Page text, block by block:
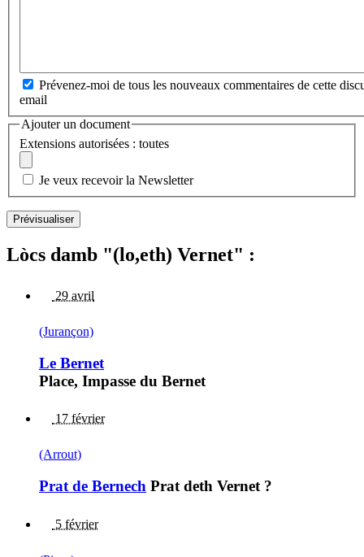
Prévenez-moi de tous les nouveaux commentaires de cette
email
Ajouter un document
Extensions autorisées : toutes
Je veux recevoir la Newsletter
Lòcs damb "(lo,eth) Vernet" :
29 avril
(Jurançon)
Le Bernet
Place, Impasse du Bernet
17 février
(Arrout)
Prat de Bernech Prat deth Vernet ?
5 février